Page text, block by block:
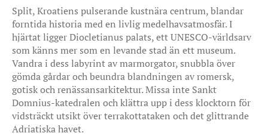
Split, Kroatiens pulserande kustnära centrum, blandar
forntida historia med en livlig medelhavsatmosfär. I
hjärtat ligger Diocletianus palats, ett UNESCO-världsarv
som känns mer som en levande stad än ett museum.
Vandra i dess labyrint av marmorgator, snubbla över
gömda gårdar och beundra blandningen av romersk,
gotisk och renässansarkitektur. Missa inte Sankt
Domnius-katedralen och klättra upp i dess klocktorn för
vidsträckt utsikt över terrakottataken och det glittrande
Adriatiska havet.